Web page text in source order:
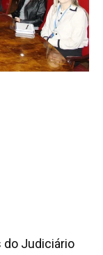
do Judiciário